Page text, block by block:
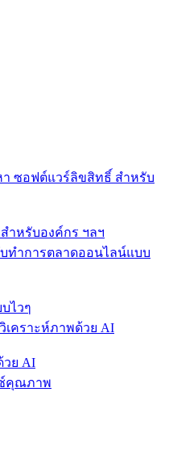
ำหรับองค์กร ฯลฯ
ไวๆ
ย AI